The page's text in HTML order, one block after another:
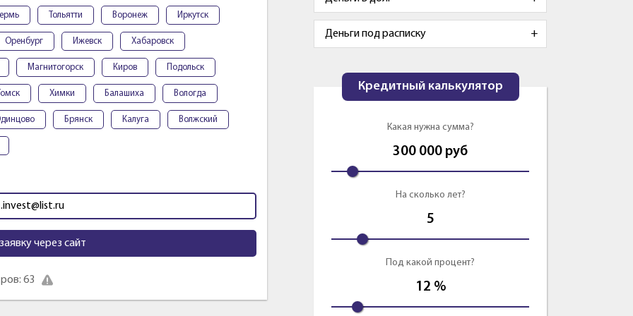
Тольятти Воронеж Иркутск
Оренбург Ижевск Хабаровск
Магнитогорск Киров Подольск
Химки Балашиха Вологда
Брянск Калуга Волжский
через сайт
63
Деньги под расписку
Кредитный калькулятор
Какая нужна сумма?
300 000 руб
На сколько лет?
5
Под какой процент?
12 %